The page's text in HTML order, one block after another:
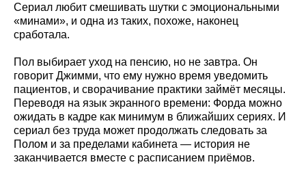
Сериал любит смешивать шутки с эмоциональными
«минами», и одна из таких, похоже, наконец
сработала.
Пол выбирает уход на пенсию, но не завтра. Он
говорит Джимми, что ему нужно время уведомить
пациентов, и сворачивание практики займёт месяцы.
Переводя на язык экранного времени: Форда можно
ожидать в кадре как минимум в ближайших сериях. И
сериал без труда может продолжать следовать за
Полом и за пределами кабинета — история не
заканчивается вместе с расписанием приёмов.